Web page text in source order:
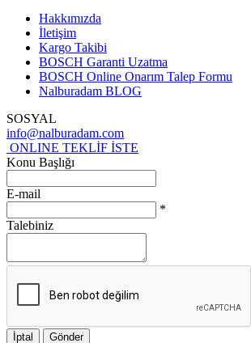
Hakkımızda
İletişim
Kargo Takibi
BOSCH Garanti Uzatma
BOSCH Online Onarım Talep Formu
Nalburadam BLOG
SOSYAL
info@nalburadam.com
ONLINE TEKLİF İSTE
Konu Başlığı
E-mail
*
Talebiniz
İptal Gönder